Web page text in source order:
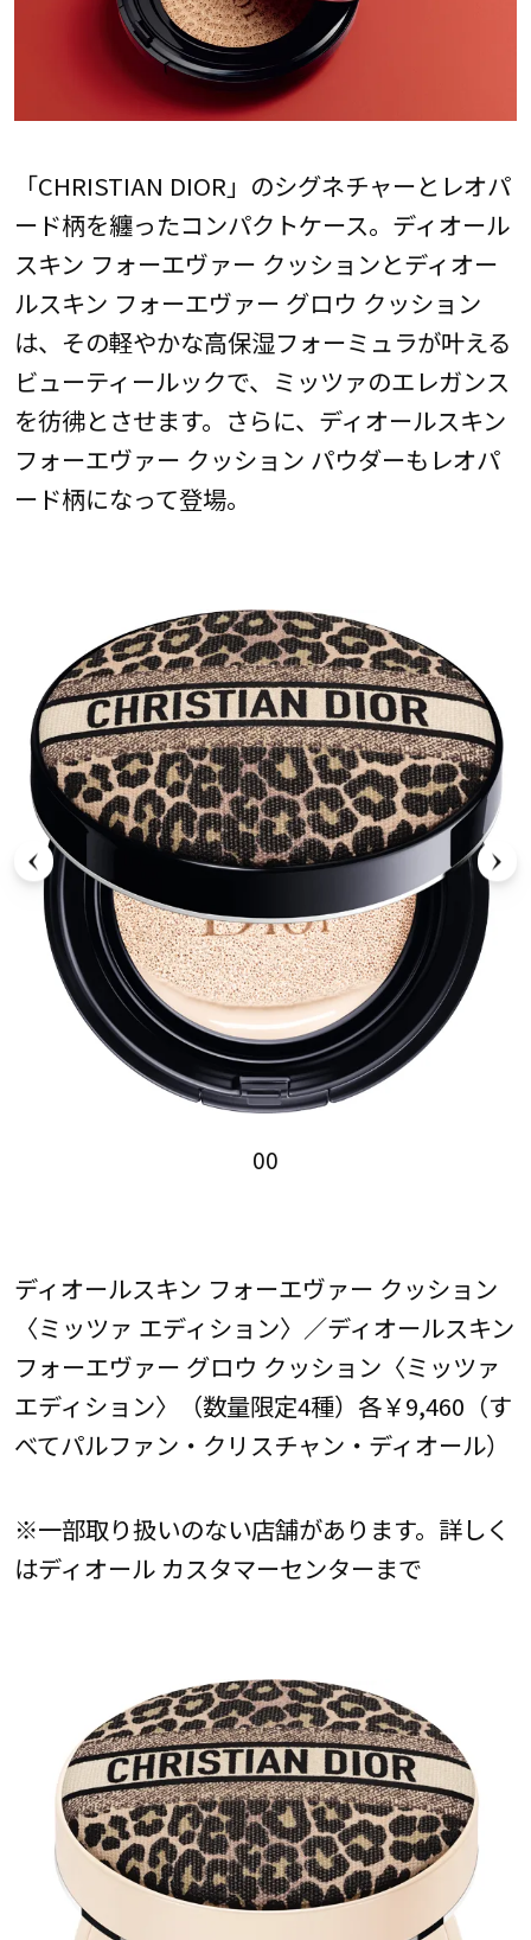
「CHRISTIAN DIOR」のシグネチャーとレオパ
ード柄を纏ったコンパクトケース。ディオール
スキン フォーエヴァー クッションとディオー
ルスキン フォーエヴァー グロウ クッション
は、その軽やかな高保湿フォーミュラが叶える
ビューティールックで、ミッツァのエレガンス
を彷彿とさせます。さらに、ディオールスキン
フォーエヴァー クッション パウダーもレオパ
ード柄になって登場。
00
ディオールスキン フォーエヴァー クッション
〈ミッツァ エディション〉／ディオールスキン
フォーエヴァー グロウ クッション〈ミッツァ
エディション〉（数量限定4種）各￥9,460（す
べてパルファン・クリスチャン・ディオール）
※一部取り扱いのない店舗があります。詳しく
はディオール カスタマーセンターまで